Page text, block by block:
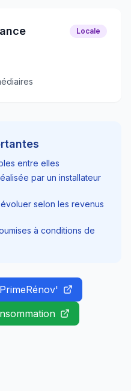
Locale
entre elles
par un installateur
selon les revenus
à conditions de